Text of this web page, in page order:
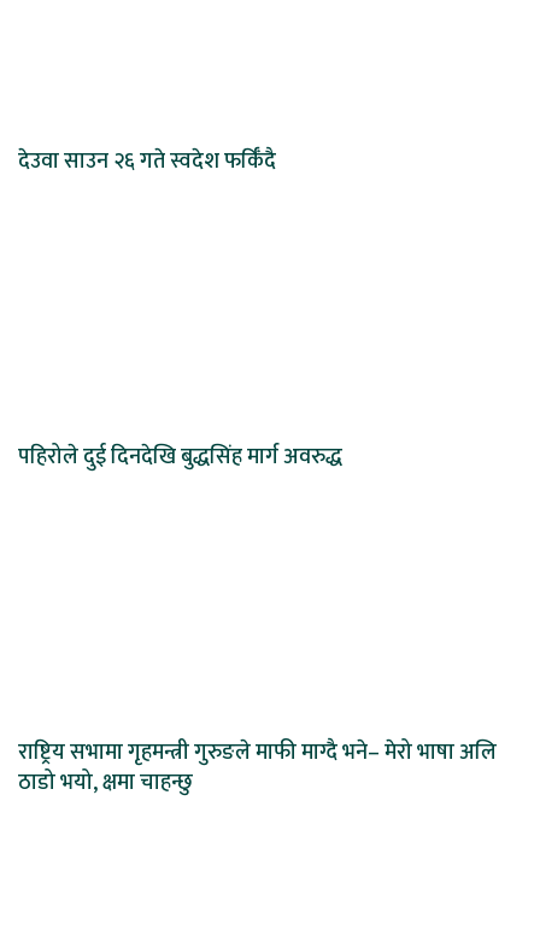
देउवा साउन २६ गते स्वदेश फर्किँदै
पहिरोले दुई दिनदेखि बुद्धसिंह मार्ग अवरुद्ध
राष्ट्रिय सभामा गृहमन्त्री गुरुङले माफी माग्दै भने– मेरो भाषा अलि
ठाडो भयो, क्षमा चाहन्छु